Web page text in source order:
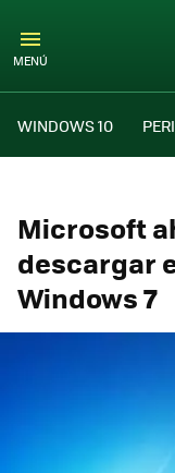
MENÚ
WINDOWS 10
Microsoft
descargar
Windows 7